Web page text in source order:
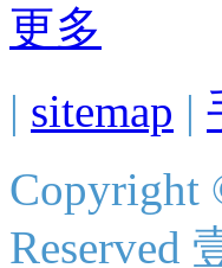
更多
| sitemap |
Copyright
Reserved